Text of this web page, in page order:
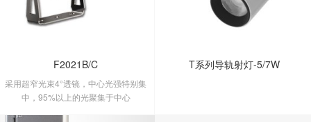
F2021B/C
采用超窄光束4°透镜，中心光强特别集
中，95%以上的光聚集于中心
T系列导轨射灯-5/7W